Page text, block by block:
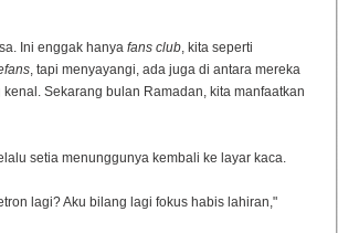
Ini enggak hanya fans club, kita seperti
, tapi menyayangi, ada juga di antara mereka
Sekarang bulan Ramadan, kita manfaatkan
setia menunggunya kembali ke layar kaca.
lagi? Aku bilang lagi fokus habis lahiran,"